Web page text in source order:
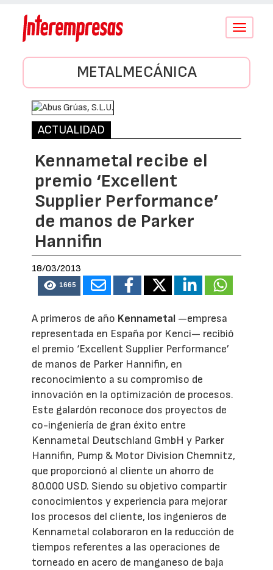
Conmutar
METALMECÁNICA
ACTUALIDAD
Kennametal recibe el
premio ‘Excellent
Supplier Performance’
de manos de Parker
Hannifin
18/03/2013
1665
A primeros de año Kennametal —empresa
representada en España por Kenci— recibió
el premio ‘Excellent Supplier Performance’
de manos de Parker Hannifin, en
reconocimiento a su compromiso de
innovación en la optimización de procesos.
Este galardón reconoce dos proyectos de
co-ingeniería de gran éxito entre
Kennametal Deutschland GmbH y Parker
Hannifin, Pump & Motor Division Chemnitz,
que proporcionó al cliente un ahorro de
80.000 USD. Siendo su objetivo compartir
conocimientos y experiencia para mejorar
los procesos del cliente, los ingenieros de
Kennametal colaboraron en la reducción de
tiempos referentes a las operaciones de
torneado en acero de manganeso de baja